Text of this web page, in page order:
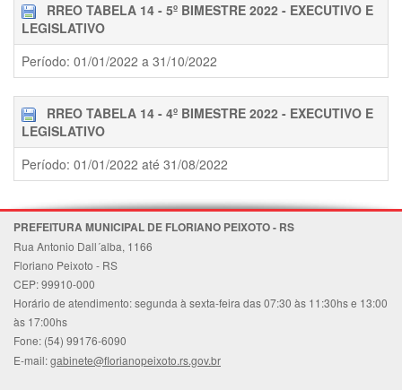
RREO TABELA 14 - 5º BIMESTRE 2022 - EXECUTIVO E
LEGISLATIVO
Período: 01/01/2022 a 31/10/2022
RREO TABELA 14 - 4º BIMESTRE 2022 - EXECUTIVO E
LEGISLATIVO
Período: 01/01/2022 até 31/08/2022
PREFEITURA MUNICIPAL DE FLORIANO PEIXOTO - RS
Rua Antonio Dall´alba, 1166
Floriano Peixoto - RS
CEP: 99910-000
Horário de atendimento: segunda à sexta-feira das 07:30 às 11:30hs e 13:00
às 17:00hs
Fone: (54) 99176-6090
E-mail:gabinete@florianopeixoto.rs.gov.br